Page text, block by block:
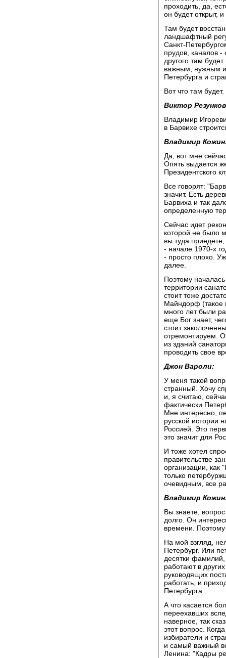
проходить, да,
он будет открыт,
Там будет
ландшафтный
Санкт-
прудов, каналов
другого там
важным, нужным и
Петербурга и
Вот что там будет.
Виктор
Владимир
в Барвихе
Владимир
Да, вот мне
Опять выдается
Президентского
Все говорят:
значит. Есть
Барвиха и так
определенную
Сейчас идет
которой не было
вы туда
- начале 1970-х
- просто плохо.
далее.
Поэтому
территории
стоит тоже
Майндорф (такое
много лет были
еще Бог знает,
стоит
отремонтируем.
из зданий
проводить свое
Джон Вароли:
У меня такой
странный. Хочу
и, я считаю,
фактически
Мне интересно,
русской истории
Россией. Это
это значит для
И тоже хотел
правительстве
организации,
только
очевидным, все
Владимир
Вы знаете,
долго. Он
времени. Поэтому
На мой взгляд,
Петербург. Или
десятки
работают в
руководящих
работать, и
Петербурга.
А что касается
переехавших
наверное, так
этот вопрос.
избиратели и
и самый важный
Ленина: "Кадры